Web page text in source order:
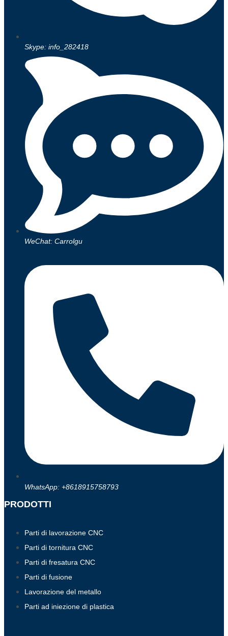
Skype: info_282418
WeChat: Carrolgu
WhatsApp: +8618915758793
PRODOTTI
Parti di lavorazione CNC
Parti di tornitura CNC
Parti di fresatura CNC
Parti di fusione
Lavorazione del metallo
Parti ad iniezione di plastica